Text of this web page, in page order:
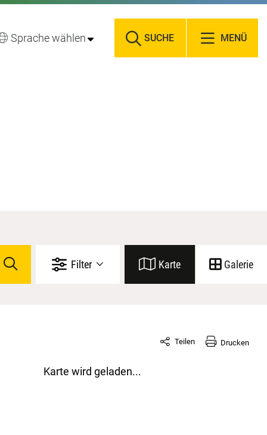
Sprache wählen SUCHE MENÜ
Filter Karte Galerie
Teilen Drucken
Karte wird geladen...